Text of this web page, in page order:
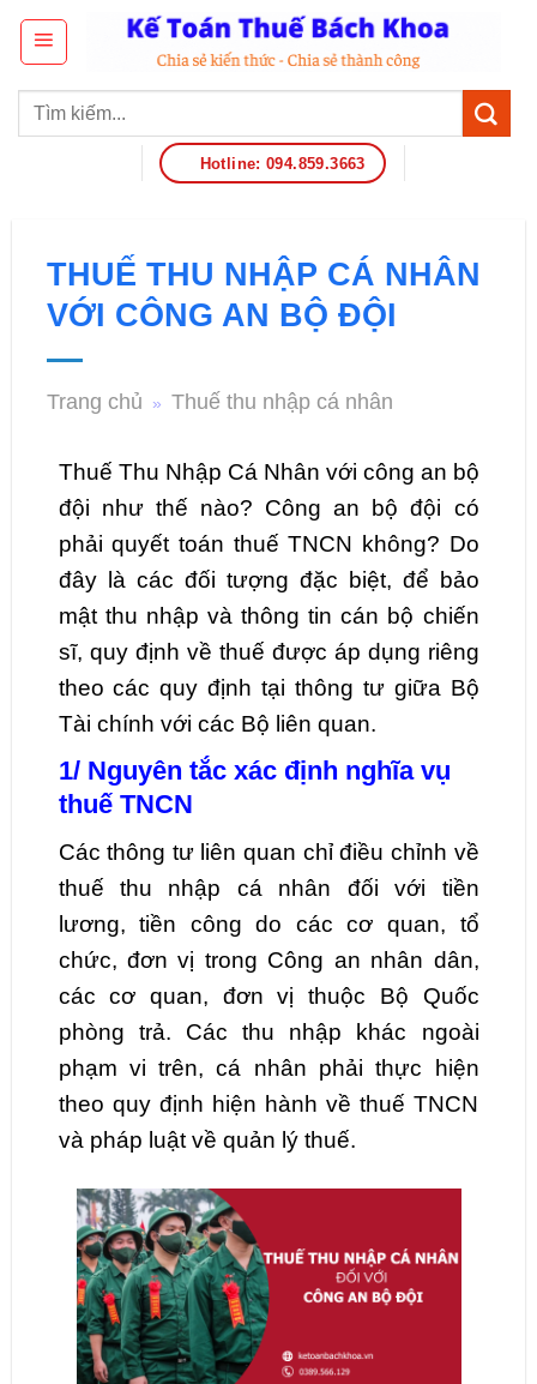
Hotline: 094.859.3663
THUẾ THU NHẬP CÁ NHÂN
VỚI CÔNG AN BỘ ĐỘI
Trang chủ » Thuế thu nhập cá nhân
Thuế Thu Nhập Cá Nhân với công an bộ
đội như thế nào? Công an bộ đội có
phải quyết toán thuế TNCN không? Do
đây là các đối tượng đặc biệt, để bảo
mật thu nhập và thông tin cán bộ chiến
sĩ, quy định về thuế được áp dụng riêng
theo các quy định tại thông tư giữa Bộ
Tài chính với các Bộ liên quan.
1/ Nguyên tắc xác định nghĩa vụ
thuế TNCN
Các thông tư liên quan chỉ điều chỉnh về
thuế thu nhập cá nhân đối với tiền
lương, tiền công do các cơ quan, tổ
chức, đơn vị trong Công an nhân dân,
các cơ quan, đơn vị thuộc Bộ Quốc
phòng trả. Các thu nhập khác ngoài
phạm vi trên, cá nhân phải thực hiện
theo quy định hiện hành về thuế TNCN
và pháp luật về quản lý thuế.